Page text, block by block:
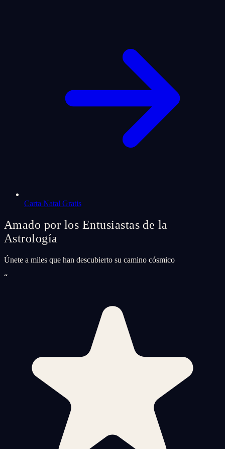
Carta Natal Gratis
Amado por los Entusiastas de la
Astrología
Únete a miles que han descubierto su camino cósmico
“